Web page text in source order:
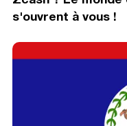
s'ouvrent à vous !